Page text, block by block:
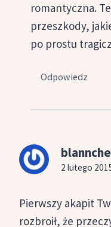
romantyczna.
przeszkody,
po prostu
Odpowiedz
blannche
2 lutego
Pierwszy akapit
rozbroił, że